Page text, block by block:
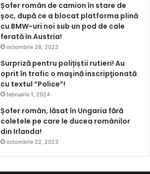
Șofer român de camion în stare de
șoc, după ce a blocat platforma plină
cu BMW-uri noi sub un pod de cale
ferată în Austria!
octombrie 28, 2023
Surpriză pentru polițiștii rutieri! Au
oprit în trafic o maşină inscripţionată
cu textul ”Police”!
februarie 1, 2024
Șofer român, lăsat în Ungaria fără
coletele pe care le ducea românilor
din Irlanda!
octombrie 22, 2023